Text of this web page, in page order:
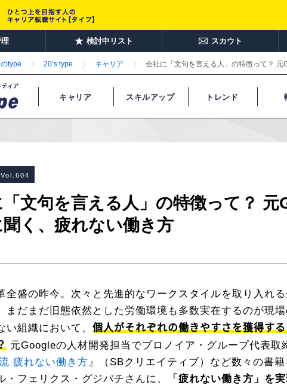
検討中リスト スカウト
type 20’s type キャリア 会社に「文句を言える人」の特徴って？
キャリア スキルアップ トレンド
Vol.604
文句を言える人」の特徴って？ 元
聞く、疲れない働き方
全盛の昨今。次々と先進的なワークスタイルを取り入れ
まだまだ旧態依然とした労働環境も多数実在するのが現
い組織において、 個人がそれぞれの働きやすさを獲得す
元Googleの人材開発担当でプロノイア・グループ代表取
疲れない働き方』（SBクリエイティブ）など数々の書
・フェリクス・グジバチさんに、
「疲れない働き方」を